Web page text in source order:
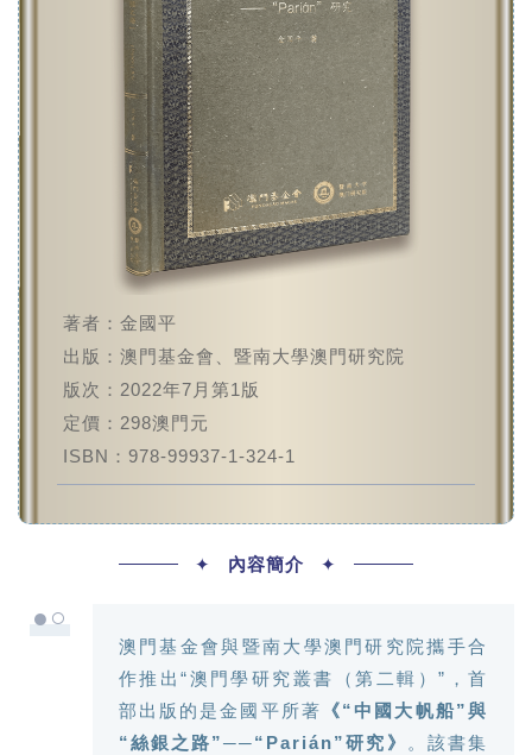
著者：金國平
出版：澳門基金會、暨南大學澳門研究院
版次：2022年7月第1版
定價：298澳門元
ISBN：978-99937-1-324-1
✦ 內容簡介 ✦
●○
澳門基金會與暨南大學澳門研究院攜手合
作推出“澳門學研究叢書（第二輯）”，首
部出版的是金國平所著 《“中國大帆船”與
“絲銀之路”──“Parián”研究》
。該書集